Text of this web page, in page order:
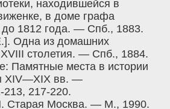
находившейся в
в доме графа
1812 года. — Спб., 1883.
Одна из домашних
XVIII столетия. — Спб., 1884.
Памятные места в истории
XIV—XIX вв. —
217-220.
Старая Москва. — М., 1990.